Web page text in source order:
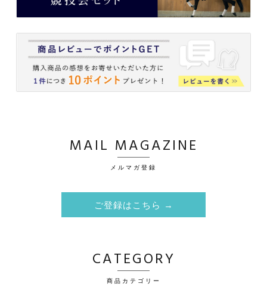
MAIL MAGAZINE
メルマガ登録
ご登録はこちら →
CATEGORY
商品カテゴリー